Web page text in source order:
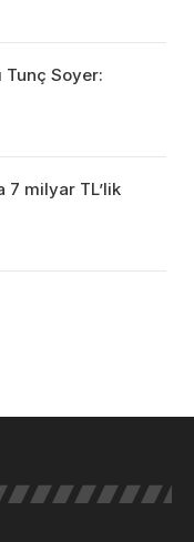
Tunç Soyer:
7 milyar TL’lik